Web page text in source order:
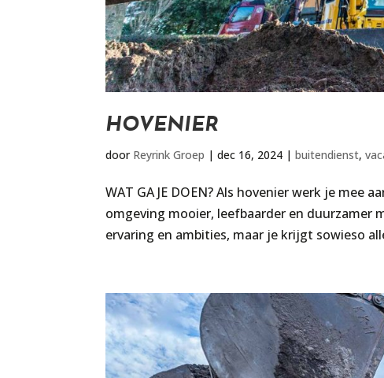
HOVENIER
door Reyrink Groep |dec 16, 2024 |buitendienst,
WAT GA JE DOEN? Als hovenier werk je
omgeving mooier, leefbaarder en duurzamer
ervaring en ambities, maar je krijgt sowieso